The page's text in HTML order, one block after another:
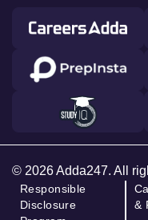
© 2026 Adda247. All
Responsible
Disclosure
&